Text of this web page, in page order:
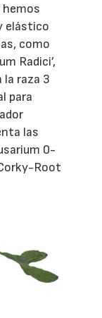
hemos
elástico
como
Radici’,
la raza 3
para
las
0-
Root